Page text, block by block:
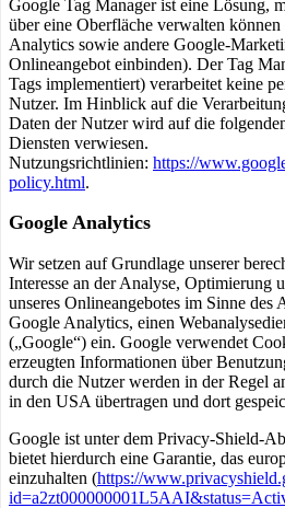
Google Tag Manager ist eine Lösung,
über eine Oberfläche verwalten
Analytics sowie andere Google-
Onlineangebot einbinden). Der Tag
Tags implementiert) verarbeitet keine
Nutzer. Im Hinblick auf die
Daten der Nutzer wird auf die
Diensten verwiesen.
Nutzungsrichtlinien: https://
policy.html.
Google Analytics
Wir setzen auf Grundlage unserer
Interesse an der Analyse, Optimierung
unseres Onlineangebotes im Sinne
Google Analytics, einen
(„Google“) ein. Google verwendet
erzeugten Informationen über
durch die Nutzer werden in der Regel
in den USA übertragen und dort
Google ist unter dem Privacy-Shield-
bietet hierdurch eine Garantie, das
einzuhalten (https://